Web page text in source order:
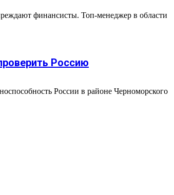
финансисты. Топ-менеджер в области
Россию
России в районе Черноморского